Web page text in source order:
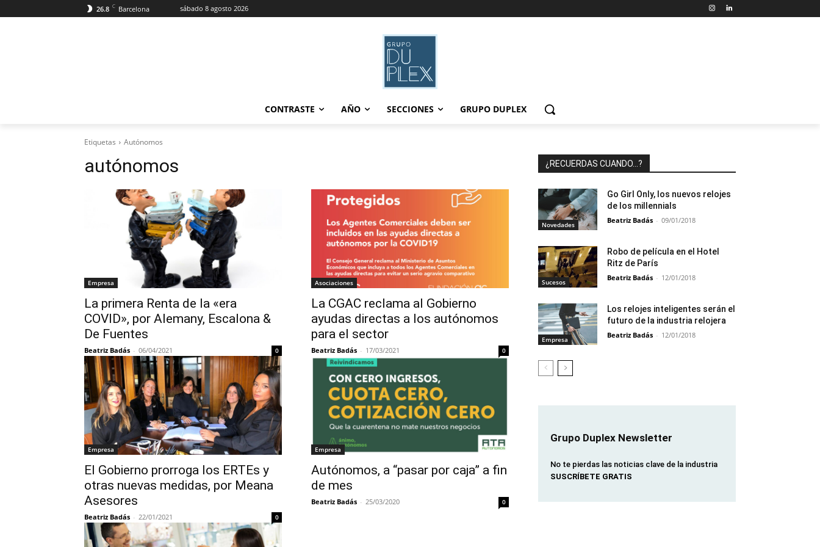
26.8 C Barcelona sábado 8 agosto 2026
CONTRASTE AÑO SECCIONES GRUPO DUPLEX
Etiquetas Autónomos
autónomos
Empresa
La primera Renta de la «era
COVID», por Alemany, Escalona &
De Fuentes
Beatriz Badás - 06/04/2021 0
Asociaciones
La CGAC reclama al Gobierno
ayudas directas a los autónomos
para el sector
Beatriz Badás - 17/03/2021 0
Empresa
El Gobierno prorroga los ERTEs y
otras nuevas medidas, por Meana
Asesores
Beatriz Badás - 22/01/2021 0
Empresa
Autónomos, a “pasar por caja” a fin
de mes
Beatriz Badás - 25/03/2020 0
¿RECUERDAS CUANDO…?
Novedades
Go Girl Only, los nuevos relojes
de los millennials
Beatriz Badás - 09/01/2018
Sucesos
Robo de película en el Hotel
Ritz de París
Beatriz Badás - 12/01/2018
Empresa
Los relojes inteligentes serán el
futuro de la industria relojera
Beatriz Badás - 12/01/2018
Grupo Duplex Newsletter
No te pierdas las noticias clave de la industria
SUSCRÍBETE GRATIS